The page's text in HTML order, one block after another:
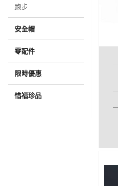
跑步
安全帽
零配件
限時優惠
惜福珍品